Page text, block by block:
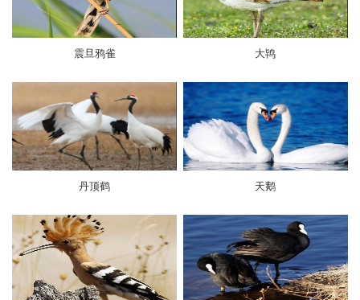
震旦鸦雀 大鸨
丹顶鹤 天鹅